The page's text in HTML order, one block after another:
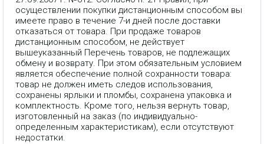
осуществлении покупки дистанционным способом вы
имеете право в течение 7-и дней после доставки
отказаться от товара. При продаже товаров
дистанционным способом, не действует
вышеуказанный Перечень товаров, не подлежащих
обмену и возврату. При этом обязательным условием
является обеспечение полной сохранности товара:
товар не должен иметь следов использования,
сохранены ярлыки и пломбы, сохранена упаковка и
комплектность. Кроме того, нельзя вернуть товар,
изготовленный на заказ (по индивидуально-
определенным характеристикам), если отсутствуют
недостатки.